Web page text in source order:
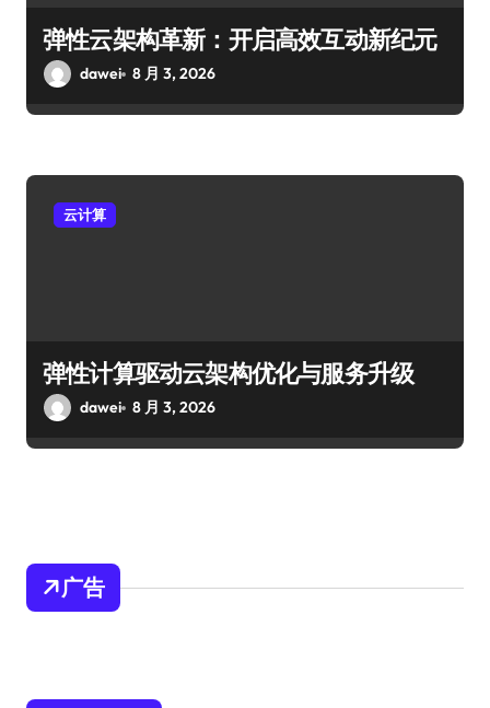
弹性云架构革新：开启高效互动新纪元
dawei 8 月 3, 2026
云计算
弹性计算驱动云架构优化与服务升级
dawei 8 月 3, 2026
广告